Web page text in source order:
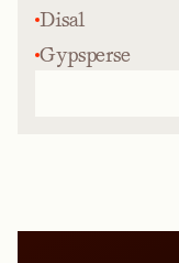
Disal
Gypsperse